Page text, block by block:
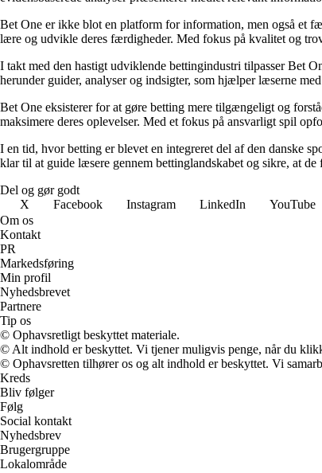
Bet One er ikke blot en platform for information, men også et
lære og udvikle deres færdigheder. Med fokus på kvalitet og
I takt med den hastigt udviklende bettingindustri tilpasser Bet
herunder guider, analyser og indsigter, som hjælper læserne
Bet One eksisterer for at gøre betting mere tilgængeligt og
maksimere deres oplevelser. Med et fokus på ansvarligt spil
I en tid, hvor betting er blevet en integreret del af den danske
klar til at guide læsere gennem bettinglandskabet og sikre, at de
Del og gør godt
X
Facebook Instagram LinkedIn YouTube
Om os
Kontakt
PR
Markedsføring
Min profil
Nyhedsbrevet
Partnere
Tip os
© Ophavsretligt beskyttet materiale.
© Alt indhold er beskyttet. Vi tjener muligvis penge, når du
© Ophavsretten tilhører os og alt indhold er beskyttet. Vi
Kreds
Bliv følger
Følg
Social kontakt
Nyhedsbrev
Brugergruppe
Lokalområde